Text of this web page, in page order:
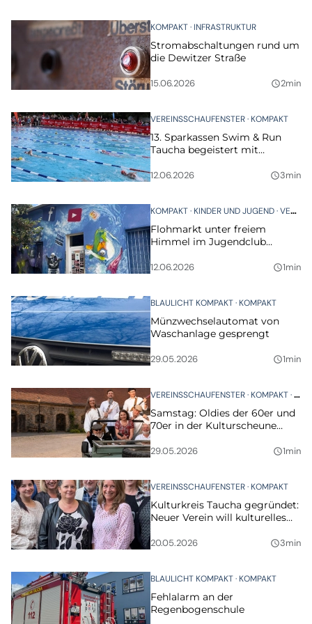
KOMPAKT INFRASTRUKTUR
Stromabschaltungen rund um
die Dewitzer Straße
15.06.2026 query_builder2min
VEREINSSCHAUFENSTER KOMPAKT
13. Sparkassen Swim & Run
Taucha begeistert mit
familiärer Atmosphäre
12.06.2026 query_builder3min
KOMPAKT KINDER UND JUGEND VERANSTALTUNGEN
Flohmarkt unter freiem
Himmel im Jugendclub
12.06.2026 query_builder1min
BLAULICHT KOMPAKT KOMPAKT
Münzwechselautomat von
Waschanlage gesprengt
29.05.2026 query_builder1min
VEREINSSCHAUFENSTER KOMPAKT
Samstag: Oldies der 60er und
70er in der Kulturscheune
29.05.2026 query_builder1min
VEREINSSCHAUFENSTER KOMPAKT
Kulturkreis Taucha gegründet:
Neuer Verein will kulturelles
20.05.2026 query_builder3min
BLAULICHT KOMPAKT KOMPAKT
Fehlalarm an der
Regenbogenschule